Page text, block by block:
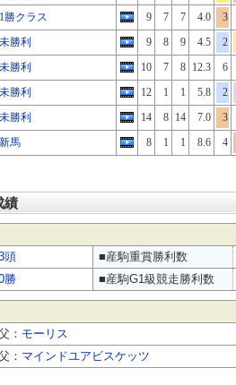
勝クラス 9 7 7 4.0
3
勝利 9 8 9 4.5
2
勝利 10 7 8 12.3
6
勝利 12 1 1 5.8
2
勝利 14 8 14 7.0
3
馬 8 1 1 8.6 4
績
頭
■産駒重賞勝利数
勝 ■産駒G1級競走勝利数
： モーリス
： マインドユアビスケッツ